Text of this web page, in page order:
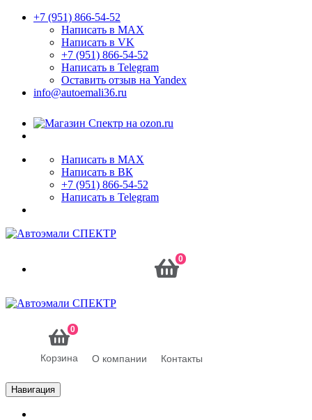
+7 (951) 866-54-52
Написать в MAX
Написать в VK
+7 (951) 866-54-52
Написать в Telegram
Оставить отзыв на Yandex
info@autoemali36.ru
Написать в MAX
Написать в ВК
+7 (951) 866-54-52
Написать в Telegram
0
0
Корзина О компании Контакты
Навигация